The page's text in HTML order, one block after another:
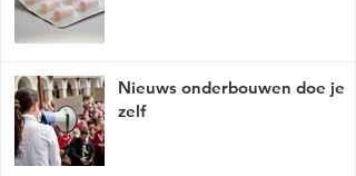
Nieuws onderbouwen doe je
zelf